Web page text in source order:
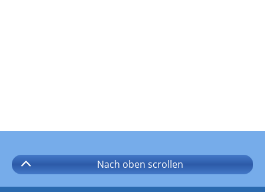
Nach oben scrollen